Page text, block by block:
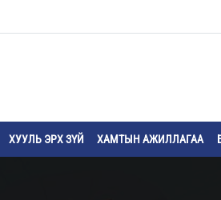
ХУУЛЬ ЭРХ ЗҮЙ ХАМТЫН АЖИЛЛАГАА